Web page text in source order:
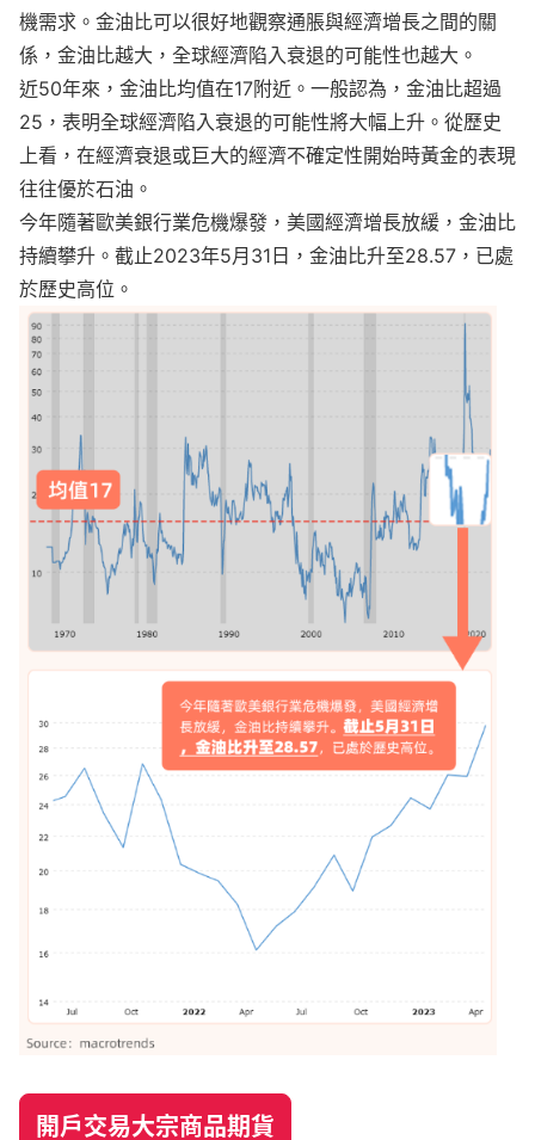
機需求。金油比可以很好地觀察通脹與經濟增長之間的關
係，金油比越大，全球經濟陷入衰退的可能性也越大。
近50年來，金油比均值在17附近。一般認為，金油比超過
25，表明全球經濟陷入衰退的可能性將大幅上升。從歷史
上看，在經濟衰退或巨大的經濟不確定性開始時黃金的表現
往往優於石油。
今年隨著歐美銀行業危機爆發，美國經濟增長放緩，金油比
持續攀升。截止2023年5月31日，金油比升至28.57，已處
於歷史高位。
開戶交易大宗商品期貨